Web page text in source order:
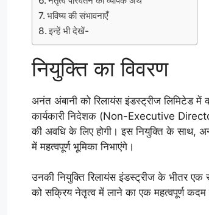
भविष्य की संभावनाएँ
इन्हें भी देखें-
नियुक्ति का विवरण
अनंत अंबानी को रिलायंस इंडस्ट्रीज लिमिटेड में
कार्यकारी निदेशक (Non-Executive
की अवधि के लिए होगी। इस नियुक्ति के
में महत्वपूर्ण भूमिका निभाएंगे।
उनकी नियुक्ति रिलायंस इंडस्ट्रीज के भीतर एक
को सक्रिय नेतृत्व में लाने का एक महत्वपूर्ण कदम